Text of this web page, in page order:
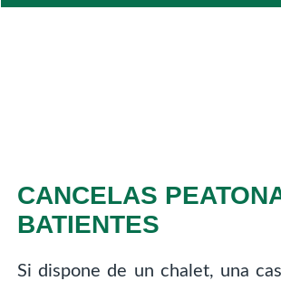
CANCELAS
BATIENTES
Si dispone de un chalet, una